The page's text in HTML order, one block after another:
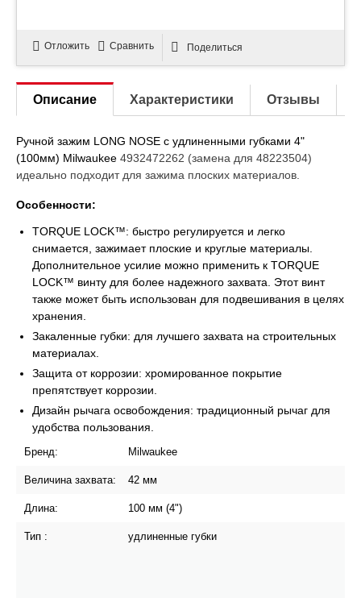
Отложить Сравнить Поделиться
Описание Характеристики Отзывы
Ручной зажим LONG NOSE с удлиненными губками 4"
(100мм) Milwaukee 4932472262 (замена для 48223504)
идеально подходит для зажима плоских материалов.
Особенности:
TORQUE LOCK™: быстро регулируется и легко
снимается, зажимает плоские и круглые материалы.
Дополнительное усилие можно применить к TORQUE
LOCK™ винту для более надежного захвата. Этот винт
также может быть использован для подвешивания в целях
хранения.
Закаленные губки: для лучшего захвата на строительных
материалах.
Защита от коррозии: хромированное покрытие
препятствует коррозии.
Дизайн рычага освобождения: традиционный рычаг для
удобства пользования.
Бренд: Milwaukee
Величина захвата: 42 мм
Длина: 100 мм (4")
Тип : удлиненные губки